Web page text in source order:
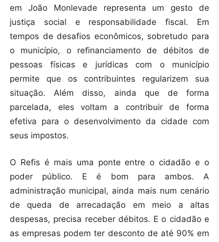
em João Monlevade representa um gesto de
justiça social e responsabilidade fiscal. Em
tempos de desafios econômicos, sobretudo para
o município, o refinanciamento de débitos de
pessoas físicas e jurídicas com o município
permite que os contribuintes regularizem sua
situação. Além disso, ainda que de forma
parcelada, eles voltam a contribuir de forma
efetiva para o desenvolvimento da cidade com
seus impostos.
O Refis é mais uma ponte entre o cidadão e o
poder público. E é bom para ambos. A
administração municipal, ainda mais num cenário
de queda de arrecadação em meio a altas
despesas, precisa receber débitos. E o cidadão e
as empresas podem ter desconto de até 90% em